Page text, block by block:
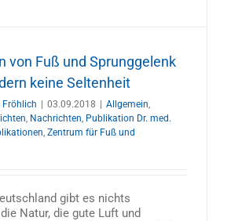
von Fuß und Sprunggelenk
keine Seltenheit
Fröhlich | 03.09.2018 | Allgemein
Nachrichten Publikation Dr. med.
Zentrum für Fuß und
gibt es nichts
Natur, die gute Luft und